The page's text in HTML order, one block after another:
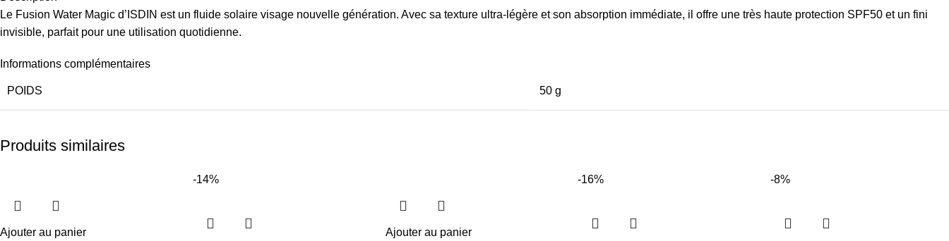
Le Fusion Water Magic d’ISDIN est un fluide solaire visage nouvelle génération. Avec sa texture ultra-légère et son absorption immédiate, il offre une très haute protection SPF50 et un fini
invisible, parfait pour une utilisation quotidienne.
Informations complémentaires
POIDS 50 g
Produits similaires
Ajouter au panier
-14%
Ajouter au panier
-16% -8%